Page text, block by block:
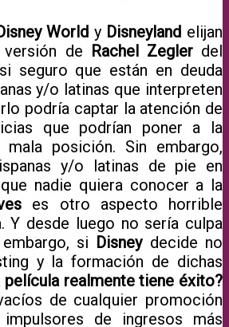
World y Disneyland elijan
de Rachel Zeglerdel
seguro que están en deuda
y/o latinas que interpreten
podría captar la atención de
que podrían poner a la
mala posición. Sin embargo,
y/o latinas de pie en
nadie quiera conocer a la
es otro aspecto horrible
Y desde luego no sería culpa
si Disney decide no
y la formación de dichas
película realmente tiene éxito?
de cualquier promoción
de ingresos más